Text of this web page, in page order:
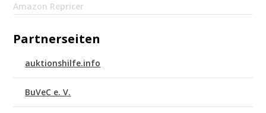
Amazon Repricer
Partnerseiten
auktionshilfe.info
BuVeC e. V.